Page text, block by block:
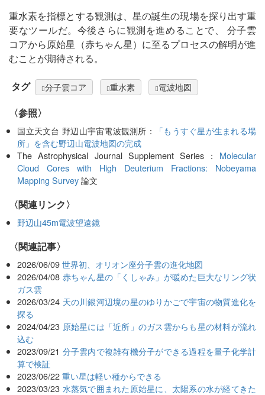
重水素を指標とする観測は、星の誕生の現場を探り出す重
要なツールだ。今後さらに観測を進めることで、 分子雲
コアから原始星（赤ちゃん星）に至るプロセスの解明が進
むことが期待される。
タグ 分子雲コア 重水素 電波地図
〈参照〉
国立天文台 野辺山宇宙電波観測所：
「もうすぐ星が生まれる場
所」を含む野辺山電波地図の完成
The Astrophysical Journal Supplement Series： Molecular
Cloud Cores with High Deuterium Fractions: Nobeyama
Mapping Survey論文
〈関連リンク〉
野辺山45m電波望遠鏡
関連記事
2026/06/09 世界初、オリオン座分子雲の進化地図
2026/04/08 赤ちゃん星の「くしゃみ」が暖めた巨大なリング状
ガス雲
2026/03/24 天の川銀河辺境の星のゆりかごで宇宙の物質進化を
探る
2024/04/23 原始星には「近所」のガス雲からも星の材料が流れ
込む
2023/09/21 分子雲内で複雑有機分子ができる過程を量子化学計
算で検証
2023/06/22 重い星は軽い種からできる
2023/03/23 水蒸気で囲まれた原始星に、太陽系の水が経てきた